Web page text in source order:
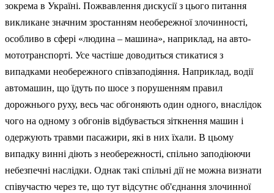
зокрема в Україні. Пожвавлення дискусії з цього питання
викликане значним зростанням необережної злочинності,
особливо в сфері «людина – машина», наприклад, на авто-
мототранспорті. Усе частіше доводиться стикатися з
випадками необережного співзаподіяння. Наприклад, водії
автомашин, що їдуть по шосе з порушенням правил
дорожнього руху, весь час обгоняють один одного, внаслідок
чого на одному з обгонів відбувається зіткнення машин і
одержують травми пасажири, які в них їхали. В цьому
випадку винні діють з необережності, спільно заподіюючи
небезпечні наслідки. Однак такі спільні дії не можна визнати
співучастю через те, що тут відсутнє об'єднання злочинної